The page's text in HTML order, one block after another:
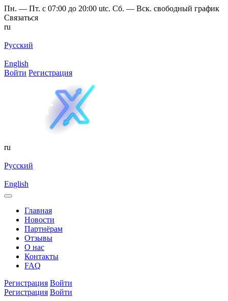
Пн. — Пт. с 07:00 до 20:00 utc. Сб. — Вск. свободный график
Связаться
ru
Русский
English
Войти Регистрация
ru
Русский
English
Главная
Новости
Партнёрам
Отзывы
О нас
Контакты
FAQ
Регистрация Войти
Регистрация Войти